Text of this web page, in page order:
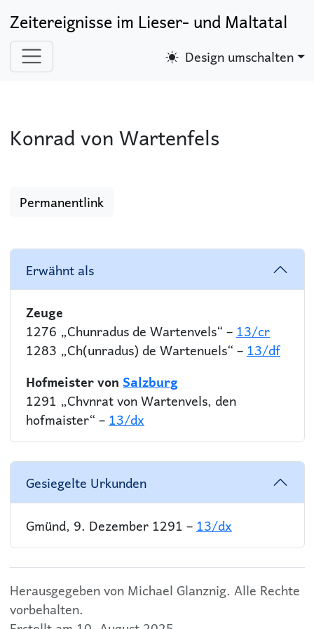
Zeitereignisse im Lieser- und Maltatal
Design umschalten
Konrad von Wartenfels
Permanentlink
Erwähnt als
Zeuge
1276 „Chunradus de Wartenvels“ – 13/cr
1283 „Ch(unradus) de Wartenuels“ – 13/df
Hofmeister von Salzburg
1291 „Chvnrat von Wartenvels, den
hofmaister“ – 13/dx
Gesiegelte Urkunden
Gmünd, 9. Dezember 1291 – 13/dx
Herausgegeben von Michael Glanznig. Alle Rechte
vorbehalten.